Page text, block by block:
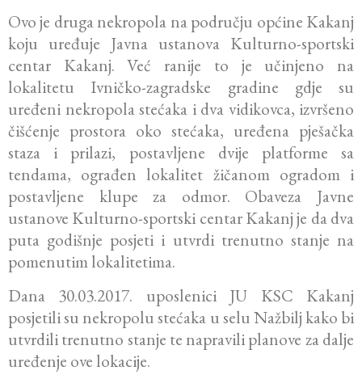
Ovo je druga nekropola na području općine Kakanj
koju uređuje Javna ustanova Kulturno-sportski
centar Kakanj. Već ranije to je učinjeno na
lokalitetu Ivničko-zagradske gradine gdje su
uređeni nekropola stećaka i dva vidikovca, izvršeno
čišćenje prostora oko stećaka, uređena pješačka
staza i prilazi, postavljene dvije platforme sa
tendama, ograđen lokalitet žičanom ogradom i
postavljene klupe za odmor. Obaveza Javne
ustanove Kulturno-sportski centar Kakanj je da dva
puta godišnje posjeti i utvrdi trenutno stanje na
pomenutim lokalitetima.
Dana 30.03.2017. uposlenici JU KSC Kakanj
posjetili su nekropolu stećaka u selu Nažbilj kako bi
utvrdili trenutno stanje te napravili planove za dalje
uređenje ove lokacije.